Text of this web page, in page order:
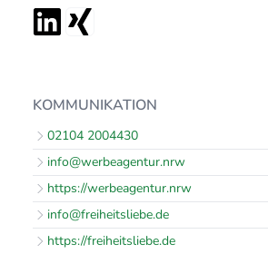
KOMMUNIKATION
02104 2004430
info@werbeagentur.nrw
https://werbeagentur.nrw
info@freiheitsliebe.de
https://freiheitsliebe.de